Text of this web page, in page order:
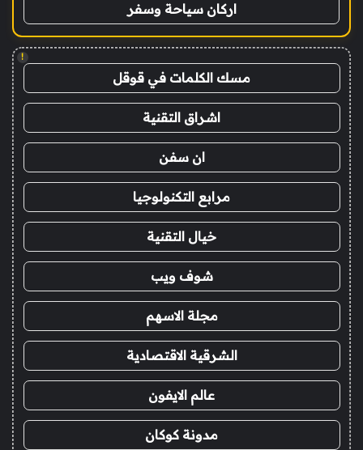
اركان سياحة وسفر
!
مسك الكلمات في قوقل
اشراق التقنية
ان سفن
مرابع التكنولوجيا
خيال التقنية
شوف ويب
مجلة الاسهم
الشرقية الاقتصادية
عالم الايفون
مدونة كوكان